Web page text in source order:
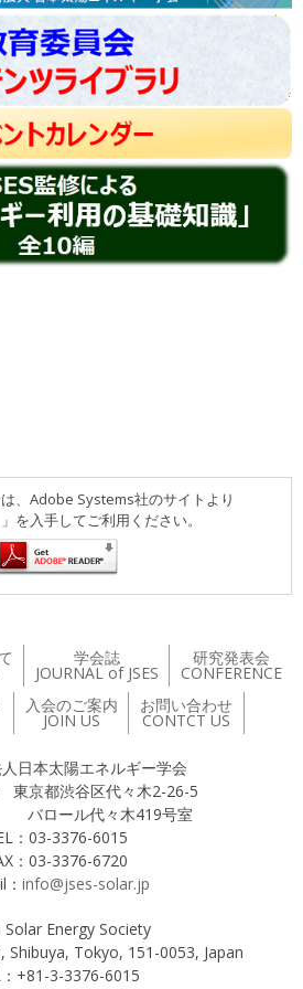
、Adobe Systems社のサイトより
を入手してご利用ください。
学会誌
JOURNAL of JSES
研究発表会
CONFERENCE
入会のご案内
JOIN US
お問い合わせ
CONTCT US
日本太陽エネルギー学会
京都渋谷区代々木2-26-5
代々木419号室
：03-3376-6015
：03-3376-6720
info@jses-solar.jp
Solar Energy Society
Shibuya, Tokyo, 151-0053, Japan
+81-3-3376-6015